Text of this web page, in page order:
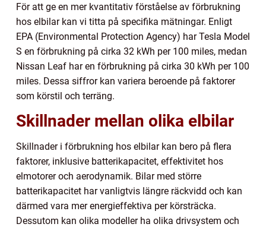
För att ge en mer kvantitativ förståelse av förbrukning
hos elbilar kan vi titta på specifika mätningar. Enligt
EPA (Environmental Protection Agency) har Tesla Model
S en förbrukning på cirka 32 kWh per 100 miles, medan
Nissan Leaf har en förbrukning på cirka 30 kWh per 100
miles. Dessa siffror kan variera beroende på faktorer
som körstil och terräng.
Skillnader mellan olika elbilar
Skillnader i förbrukning hos elbilar kan bero på flera
faktorer, inklusive batterikapacitet, effektivitet hos
elmotorer och aerodynamik. Bilar med större
batterikapacitet har vanligtvis längre räckvidd och kan
därmed vara mer energieffektiva per körsträcka.
Dessutom kan olika modeller ha olika drivsystem och